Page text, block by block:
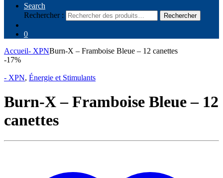
Search
Rechercher :
Rechercher
0
Accueil- XPNBurn-X – Framboise Bleue – 12 canettes
-17%
- XPN, Énergie et Stimulants
Burn-X – Framboise Bleue – 12
canettes